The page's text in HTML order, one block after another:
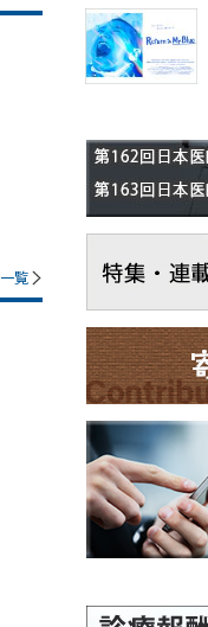
一覧